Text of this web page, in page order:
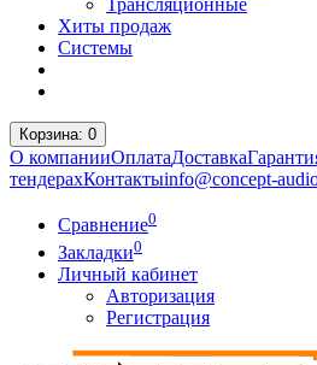
Трансляционные
Хиты продаж
Системы
Корзина: 0
О компанииОплатаДоставка
тендерахКонтактыinfo@concept-
Сравнение0
Закладки0
Личный кабинет
Авторизация
Регистрация